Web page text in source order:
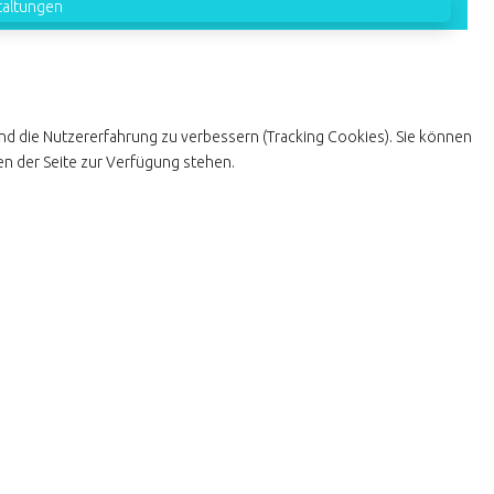
die Nutzererfahrung zu verbessern (Tracking Cookies). Sie können
der Seite zur Verfügung stehen.